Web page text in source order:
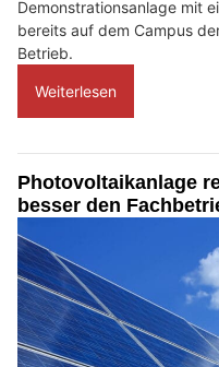
Demonstrationsanlage mit
bereits auf dem Campus
Betrieb.
Weiterlesen
Photovoltaikanlage
besser den